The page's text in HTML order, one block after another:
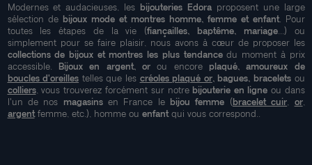
Modernes et audacieuses, les bijouteries Edoraproposent une large
sélection de bijoux mode et montres homme, femme et enfant. Pour
toutes les étapes de la vie (fiançailles, baptême, mariage...) ou
simplement pour se faire plaisir, nous avons à cœur de proposer les
collections de bijoux et montres les plus tendancedu moment à prix
accessible. Bijoux en argent, orou encore plaqué, amoureux de
boucles d'oreilles telles que les créoles plaqué or, bagues, braceletsou
colliers, vous trouverez forcément sur notre bijouterie en ligne ou dans
l'un de nos magasinsen France le bijou femme (bracelet cuir or,
argentfemme, etc.), homme ou enfantqui vous correspond..